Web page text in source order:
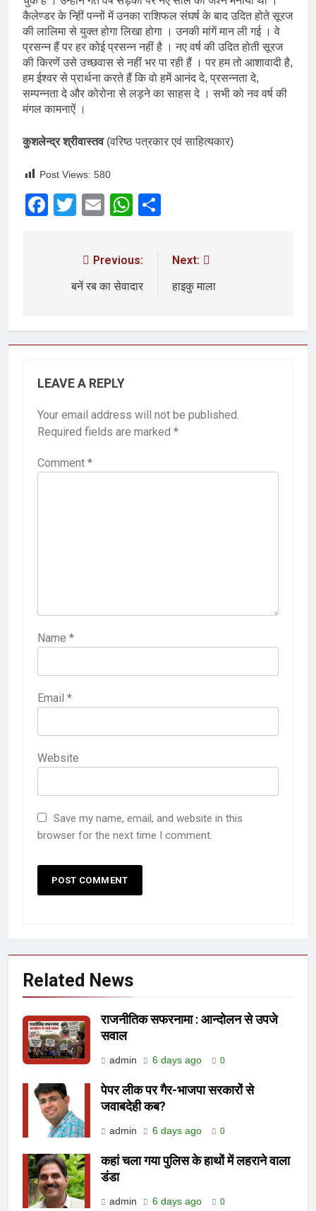
कैलेण्डर के न्हिीं पन्नों में उनका राशिफल संघर्ष के बाद उदित होते सूरज
की लालिमा से युक्त होगा लिखा होगा । उनकी मांगें मान ली गई । वे
प्रसन्न हैं पर हर कोई प्रसन्न नहीं है । नए वर्ष की उदित होती सूरज
की किरणें उसे उच्छवास से नहीं भर पा रही हैं । पर हम तो आशावादी है,
हम ईश्वर से प्रार्थना करते हैं कि वो हमें आनंद दे, प्रसन्नता दे,
सम्पन्नता दे और कोरोना से लड़ने का साहस दे । सभी को नव वर्ष की
मंगल कामनाऐं ।
कुशलेन्द्र श्रीवास्तव(वरिष्ठ पत्रकार एवं साहित्यकार)
Post Views: 580
Facebook
Twitter
EmailWhatsApp
Previous:
बनें रब का सेवादार
Next:
हाइकु माला
LEAVE A REPLY
Your email address will not be published.
Required fields are marked *
Comment *
Name *
Email *
Website
Save my name, email, and website in this
browser for the next time I comment.
Related News
राजनीतिक सफरनामा : आन्दोलन से उपजे
सवाल
admin 6 days ago 0
पेपर लीक पर गैर-भाजपा सरकारों से
जवाबदेही कब?
admin 6 days ago 0
कहां चला गया पुलिस के हाथों में लहराने वाला
डंडा
admin 6 days ago 0